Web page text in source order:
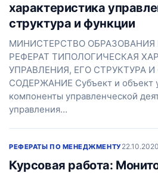
характеристика
структура и функции
МИНИСТЕРСТВО ОБРАЗОВАНИЯ
РЕФЕРАТ ТИПОЛОГИЧЕСКАЯ
УПРАВЛЕНИЯ, ЕГО СТРУКТУРА И
СОДЕРЖАНИЕ Субъект и объект
компоненты управленческой
управления…
РЕФЕРАТЫ ПО МЕНЕДЖМЕНТУ22.10.2020
Курсовая работа: